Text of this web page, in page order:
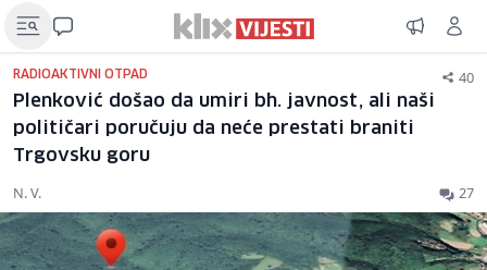
RADIOAKTIVNI OTPAD 40
Plenković došao da umiri bh. javnost, ali naši
političari poručuju da neće prestati braniti
Trgovsku goru
N. V. 27